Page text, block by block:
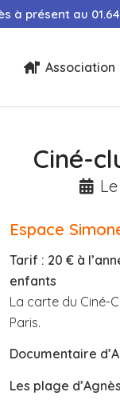
à présent au
Association
Ciné-
Espace
Tarif : 20 € à
enfants
La carte du Ciné-
Paris.
Documentaire
Les plage d’Agnès